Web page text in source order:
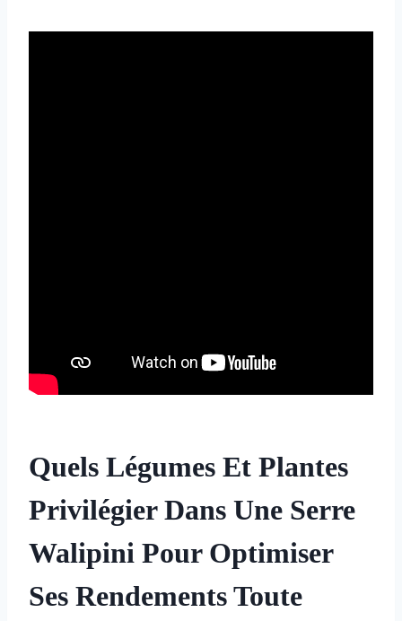
Quels Légumes Et Plantes
Privilégier Dans Une Serre
Walipini Pour Optimiser
Ses Rendements Toute